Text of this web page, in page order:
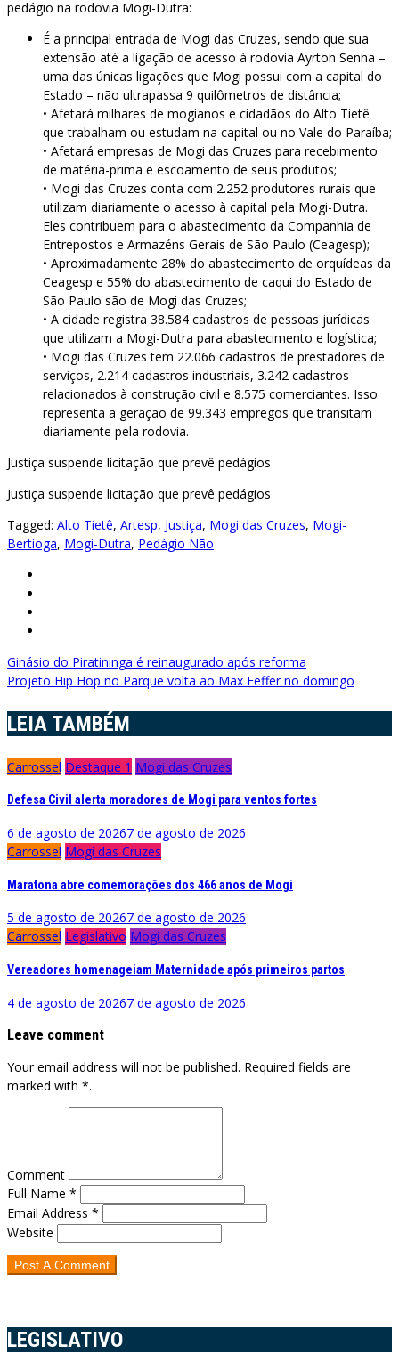
pedágio na rodovia Mogi-Dutra:
É a principal entrada de Mogi das Cruzes, sendo que sua
extensão até a ligação de acesso à rodovia Ayrton Senna –
uma das únicas ligações que Mogi possui com a capital do
Estado – não ultrapassa 9 quilômetros de distância;
• Afetará milhares de mogianos e cidadãos do Alto Tietê
que trabalham ou estudam na capital ou no Vale do Paraíba;
• Afetará empresas de Mogi das Cruzes para recebimento
de matéria-prima e escoamento de seus produtos;
• Mogi das Cruzes conta com 2.252 produtores rurais que
utilizam diariamente o acesso à capital pela Mogi-Dutra.
Eles contribuem para o abastecimento da Companhia de
Entrepostos e Armazéns Gerais de São Paulo (Ceagesp);
• Aproximadamente 28% do abastecimento de orquídeas da
Ceagesp e 55% do abastecimento de caqui do Estado de
São Paulo são de Mogi das Cruzes;
• A cidade registra 38.584 cadastros de pessoas jurídicas
que utilizam a Mogi-Dutra para abastecimento e logística;
• Mogi das Cruzes tem 22.066 cadastros de prestadores de
serviços, 2.214 cadastros industriais, 3.242 cadastros
relacionados à construção civil e 8.575 comerciantes. Isso
representa a geração de 99.343 empregos que transitam
diariamente pela rodovia.
Justiça suspende licitação que prevê pedágios
Justiça suspende licitação que prevê pedágios
Tagged: Alto Tietê, Artesp, Justiça, Mogi das Cruzes, Mogi-
Bertioga, Mogi-Dutra, Pedágio Não
Navegação
de
Post
Ginásio do Piratininga é reinaugurado após reforma
Projeto Hip Hop no Parque volta ao Max Feffer no domingo
LEIA TAMBÉM
Carrossel Destaque 1 Mogi das Cruzes
Defesa Civil alerta moradores de Mogi para ventos fortes
6 de agosto de 20267 de agosto de 2026
Carrossel Mogi das Cruzes
Maratona abre comemorações dos 466 anos de Mogi
5 de agosto de 20267 de agosto de 2026
Carrossel Legislativo Mogi das Cruzes
Vereadores homenageiam Maternidade após primeiros partos
4 de agosto de 20267 de agosto de 2026
Leave comment
Your email address will not be published. Required fields are
marked with *.
Comment
Full Name *
Email Address *
Website
LEGISLATIVO